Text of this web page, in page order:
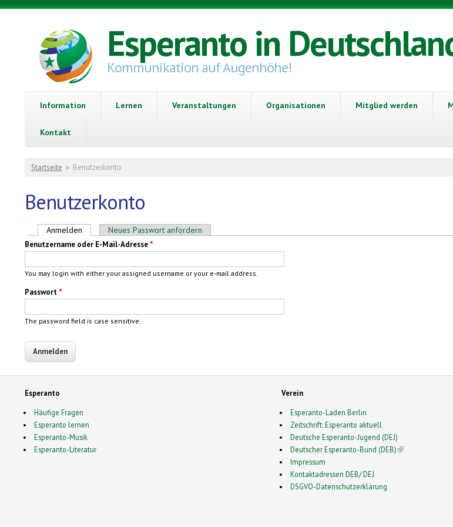
Direkt zum Inhalt
Esperanto in
Kommunikation auf Augenhöhe!
Information Lernen Veranstaltungen Organisationen Mitglied werden
Kontakt
Sie sind hier
Startseite » Benutzerkonto
Benutzerkonto
Haupt-Reiter
Anmelden (aktiver Reiter)
Neues Passwort anfordern
Benutzername oder E-Mail-Adresse *
You may login with either your assigned username or your e-mail address.
Passwort *
The password field is case sensitive.
Esperanto
Häufige Fragen
Esperanto lernen
Esperanto-Musik
Esperanto-Literatur
Verein
Esperanto-Laden Berlin
Zeitschrift: Esperanto aktuell
Deutsche Esperanto-Jugend (DEJ)
Deutscher Esperanto-Bund (DEB)(link is external)
Impressum
Kontaktadressen DEB/ DEJ
DSGVO-Datenschutzerklärung